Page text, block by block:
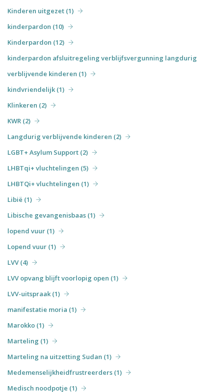
Kinderen uitgezet (1)
kinderpardon (10)
Kinderpardon (12)
kinderpardon afsluitregeling verblijfsvergunning langdurig
verblijvende kinderen (1)
kindvriendelijk (1)
Klinkeren (2)
KWR (2)
Langdurig verblijvende kinderen (2)
LGBT+ Asylum Support (2)
LHBTqi+ vluchtelingen (5)
LHBTQi+ vluchtelingen (1)
Libië (1)
Libische gevangenisbaas (1)
lopend vuur (1)
Lopend vuur (1)
LVV (4)
LVV opvang blijft voorlopig open (1)
LVV-uitspraak (1)
manifestatie moria (1)
Marokko (1)
Marteling (1)
Marteling na uitzetting Sudan (1)
Medemenselijkheidfrustreerders (1)
Medisch noodpotje (1)